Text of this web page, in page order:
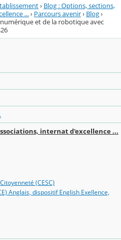
› Blog : Options, sections,
...› Parcours avenir› Blog›
et de la robotique avec
internat d'excellence ...
(CESC)
Anglais, dispositif English Exellence,